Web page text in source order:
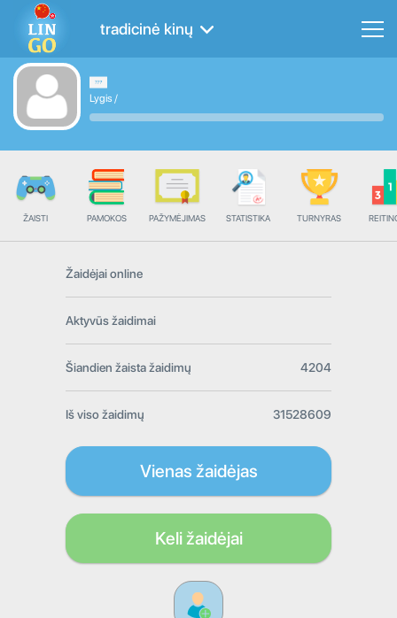
tradicinė kinų
Lygis /
ŽAISTI PAMOKOS PAŽYMĖJIMAS STATISTIKA TURNYRAS
Žaidėjai online
Aktyvūs žaidimai
Šiandien žaista žaidimų 4204
Iš viso žaidimų 31528609
Vienas žaidėjas
Keli žaidėjai